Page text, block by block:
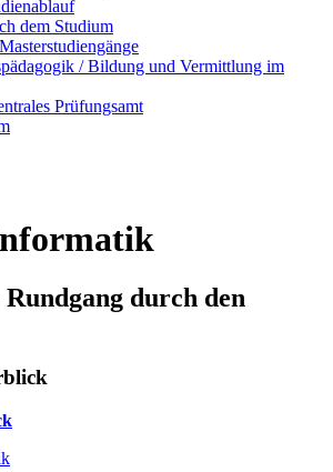
dem Studium
/ Bildung und Vermittlung im
Prüfungsamt
durch den